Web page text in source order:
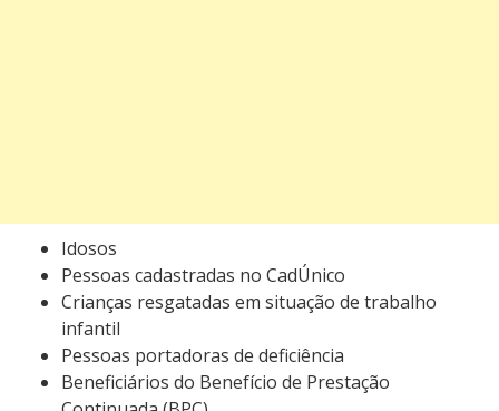
Idosos
Pessoas cadastradas no CadÚnico
Crianças resgatadas em situação de trabalho
infantil
Pessoas portadoras de deficiência
Beneficiários do Benefício de Prestação